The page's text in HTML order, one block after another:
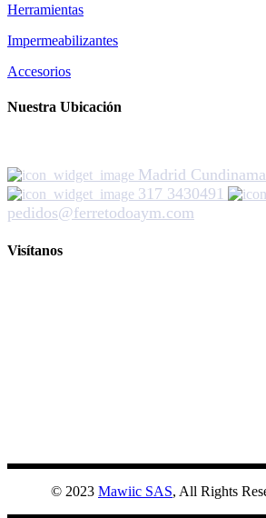
Herramientas
Impermeabilizantes
Accesorios
Nuestra Ubicación
Madrid
317 3430491
pedidos@ferretodoaym.com
Visítanos
© 2023 Mawiic SAS, All Rights